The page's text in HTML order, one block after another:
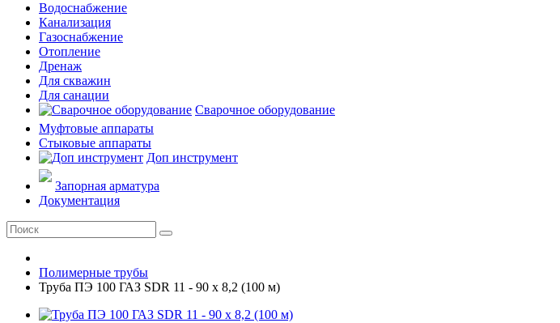
Водоснабжение
Канализация
Газоснабжение
Отопление
Дренаж
Для скважин
Для санации
Сварочное оборудование
Муфтовые аппараты
Стыковые аппараты
Доп инструмент
Запорная арматура
Документация
Полимерные трубы
Труба ПЭ 100 ГАЗ SDR 11 - 90 х 8,2 (100 м)